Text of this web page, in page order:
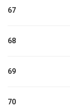
67
68
69
70